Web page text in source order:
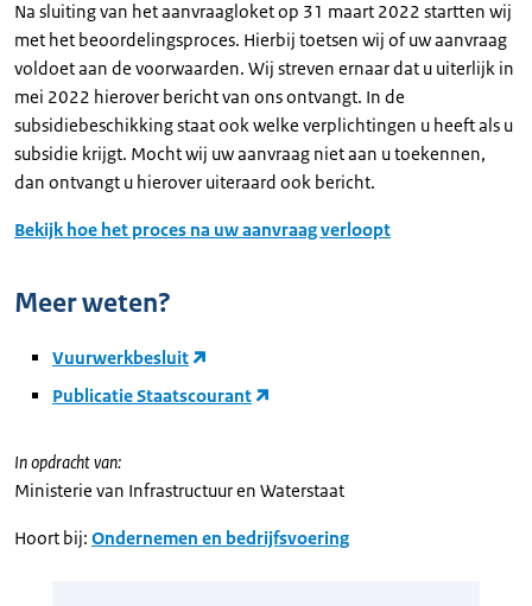
Na sluiting van het aanvraagloket op 31 maart 2022 startten wij
met het beoordelingsproces. Hierbij toetsen wij of uw aanvraag
voldoet aan de voorwaarden. Wij streven ernaar dat u uiterlijk in
mei 2022 hierover bericht van ons ontvangt. In de
subsidiebeschikking staat ook welke verplichtingen u heeft als u
subsidie krijgt. Mocht wij uw aanvraag niet aan u toekennen,
dan ontvangt u hierover uiteraard ook bericht.
Bekijk hoe het proces na uw aanvraag verloopt
Meer weten?
Vuurwerkbesluit
Publicatie Staatscourant
In opdracht van:
Ministerie van Infrastructuur en Waterstaat
Hoort bij: Ondernemen en bedrijfsvoering